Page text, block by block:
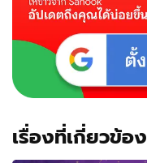
เรื่องที่เกี่ยวข้อง